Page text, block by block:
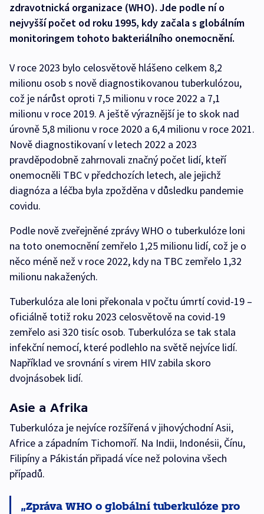
zdravotnická organizace (WHO). Jde podle ní o
nejvyšší počet od roku 1995, kdy začala s globálním
monitoringem tohoto bakteriálního onemocnění.
V roce 2023 bylo celosvětově hlášeno celkem 8,2
milionu osob s nově diagnostikovanou tuberkulózou,
což je nárůst oproti 7,5 milionu v roce 2022 a 7,1
milionu v roce 2019. A ještě výraznější je to skok nad
úrovně 5,8 milionu v roce 2020 a 6,4 milionu v roce 2021.
Nově diagnostikovaní v letech 2022 a 2023
pravděpodobně zahrnovali značný počet lidí, kteří
onemocněli TBC v předchozích letech, ale jejichž
diagnóza a léčba byla zpožděna v důsledku pandemie
covidu.
Podle nově zveřejněné zprávy WHO o tuberkulóze loni
na toto onemocnění zemřelo 1,25 milionu lidí, což je o
něco méně než v roce 2022, kdy na TBC zemřelo 1,32
milionu nakažených.
Tuberkulóza ale loni překonala v počtu úmrtí covid-19 –
oficiálně totiž roku 2023 celosvětově na covid-19
zemřelo asi 320 tisíc osob. Tuberkulóza se tak stala
infekční nemocí, které podlehlo na světě nejvíce lidí.
Například ve srovnání s virem HIV zabila skoro
dvojnásobek lidí.
Asie a Afrika
Tuberkulóza je nejvíce rozšířená v jihovýchodní Asii,
Africe a západním Tichomoří. Na Indii, Indonésii, Čínu,
Filipíny a Pákistán připadá více než polovina všech
případů.
Zpráva WHO o globální tuberkulóze pro